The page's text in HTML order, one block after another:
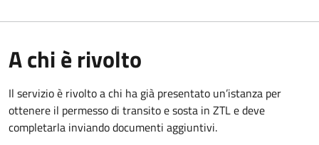
A chi è rivolto
Il servizio è rivolto a chi ha già presentato un’istanza per
ottenere il permesso di transito e sosta in ZTL e deve
completarla inviando documenti aggiuntivi.